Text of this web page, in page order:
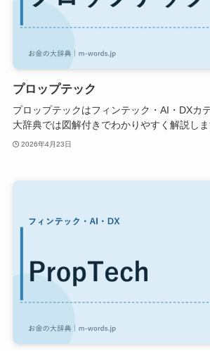
プロップテック
プロップテックはフィンテック・AI・DXカ
大辞典では図解付きでわかりやすく解説しま
2026年4月23日